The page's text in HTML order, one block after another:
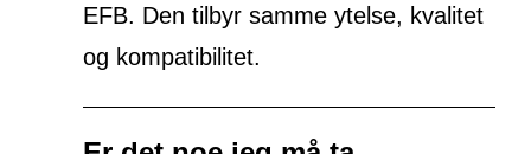
EFB. Den tilbyr samme ytelse, kvalitet
og kompatibilitet.